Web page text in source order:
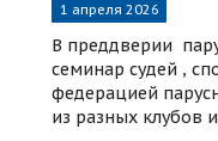
1 апреля 2026
В преддверии
семинар судей ,
федерацией
из разных клубов